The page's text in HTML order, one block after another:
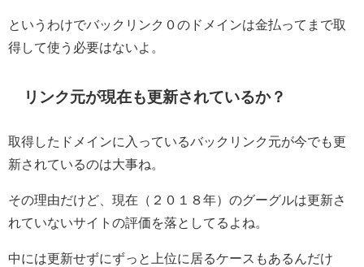
というわけでバックリンク０のドメインは金払ってまで取
得して使う必要はないよ。
リンク元が現在も更新されているか？
取得したドメインに入っているバックリンク元が今でも更
新されているのは大事ね。
その理由だけど、現在（２０１８年）のグーグルは更新さ
れていないサイトの評価を落としてるよね。
中には更新せずにずっと上位に居るケースもあるんだけ